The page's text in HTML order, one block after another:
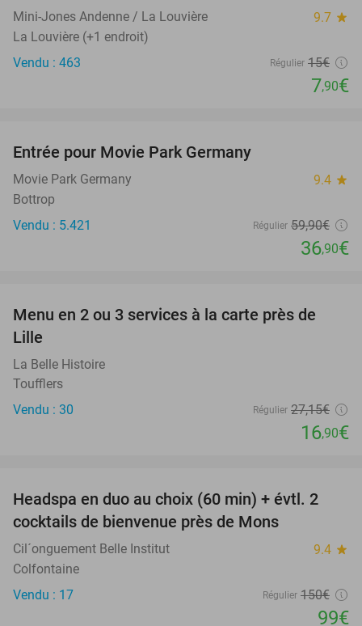
Mini-Jones Andenne / La Louvière 9.7 star
La Louvière (+1 endroit)
Vendu : 463
Régulier 15€
7,90€
Entrée pour Movie Park Germany
Movie Park Germany 9.4 star
Bottrop
Vendu : 5.421
Régulier 59,90€
36,90€
38%
Menu en 2 ou 3 services à la carte près de
Lille
La Belle Histoire
Toufflers
Vendu : 30
Régulier 27,15€
16,90€
34%
Headspa en duo au choix (60 min) + évtl. 2
cocktails de bienvenue près de Mons
Cil´onguement Belle Institut 9.4 star
Colfontaine
Vendu : 17
Régulier 150€
99€